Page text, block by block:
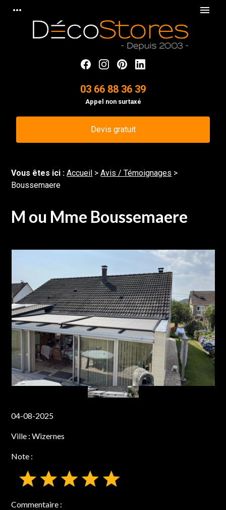
more_horiz menu
03 66 88 36 39
Appel non surtaxé
Devis gratuit
Vous êtes ici :Accueil >Avis / Témoignages >
Boussemaere
M ou Mme Boussemaere
04-08-2025
Ville :Wizernes
Note :
Commentaire :